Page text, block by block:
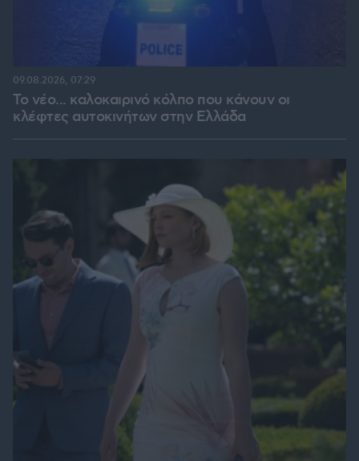
Το νέο... καλοκαιρινό κόλπο που κάνουν οι
κλέφτες αυτοκινήτων στην Ελλάδα
09.08.2026, 07:29